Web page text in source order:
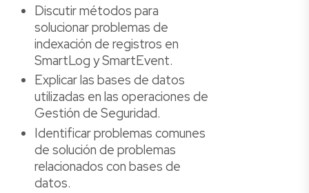
Discutir métodos para
solucionar problemas de
indexación de registros en
SmartLog y SmartEvent.
Explicar las bases de datos
utilizadas en las operaciones de
Gestión de Seguridad.
Identificar problemas comunes
de solución de problemas
relacionados con bases de
datos.